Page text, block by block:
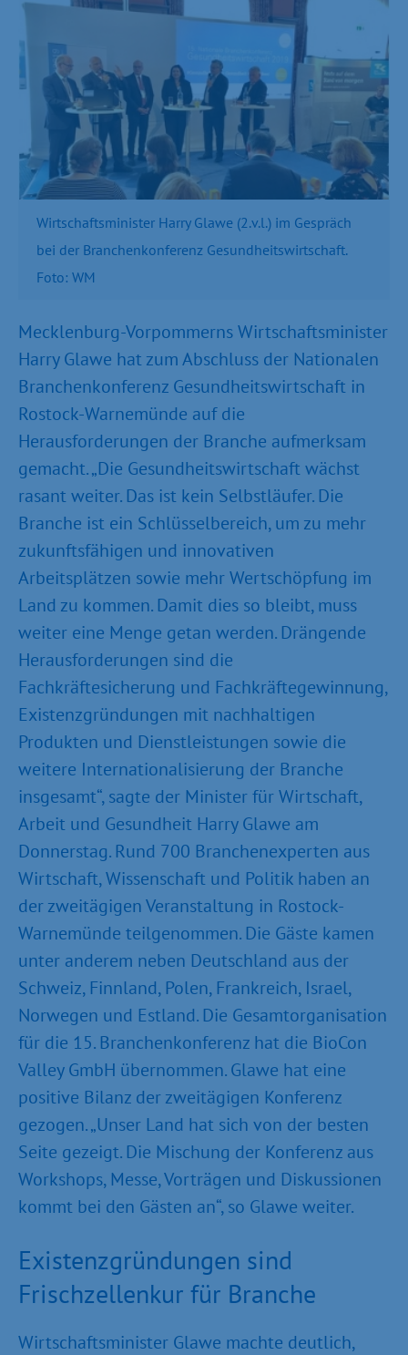
Wirtschaftsminister Harry Glawe (2.v.l.) im Gespräch
bei der Branchenkonferenz Gesundheitswirtschaft.
Foto: WM
Mecklenburg-Vorpommerns Wirtschaftsminister
Harry Glawe hat zum Abschluss der Nationalen
Branchenkonferenz Gesundheitswirtschaft in
Rostock-Warnemünde auf die
Herausforderungen der Branche aufmerksam
gemacht. „Die Gesundheitswirtschaft wächst
rasant weiter. Das ist kein Selbstläufer. Die
Branche ist ein Schlüsselbereich, um zu mehr
zukunftsfähigen und innovativen
Arbeitsplätzen sowie mehr Wertschöpfung im
Land zu kommen. Damit dies so bleibt, muss
weiter eine Menge getan werden. Drängende
Herausforderungen sind die
Fachkräftesicherung und Fachkräftegewinnung,
Existenzgründungen mit nachhaltigen
Produkten und Dienstleistungen sowie die
weitere Internationalisierung der Branche
insgesamt“, sagte der Minister für Wirtschaft,
Arbeit und Gesundheit Harry Glawe am
Donnerstag. Rund 700 Branchenexperten aus
Wirtschaft, Wissenschaft und Politik haben an
der zweitägigen Veranstaltung in Rostock-
Warnemünde teilgenommen. Die Gäste kamen
unter anderem neben Deutschland aus der
Schweiz, Finnland, Polen, Frankreich, Israel,
Norwegen und Estland. Die Gesamtorganisation
für die 15. Branchenkonferenz hat die BioCon
Valley GmbH übernommen. Glawe hat eine
positive Bilanz der zweitägigen Konferenz
gezogen. „Unser Land hat sich von der besten
Seite gezeigt. Die Mischung der Konferenz aus
Workshops, Messe, Vorträgen und Diskussionen
kommt bei den Gästen an“, so Glawe weiter.
Existenzgründungen sind
Frischzellenkur für Branche
Wirtschaftsminister Glawe machte deutlich,